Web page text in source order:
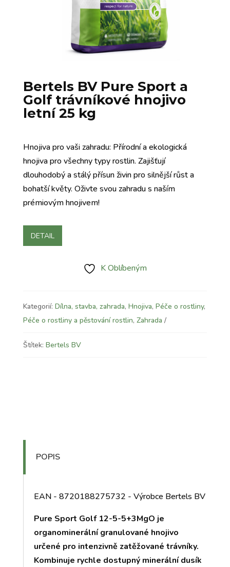
Bertels BV Pure Sport a
Golf trávníkové hnojivo
letní 25 kg
Hnojiva pro vaši zahradu: Přírodní a ekologická
hnojiva pro všechny typy rostlin. Zajišťují
dlouhodobý a stálý přísun živin pro silnější růst a
bohatší květy. Oživte svou zahradu s naším
prémiovým hnojivem!
DETAIL
K Oblíbeným
Kategorií: Dílna, stavba, zahrada, Hnojiva, Péče o rostliny,
Péče o rostliny a pěstování rostlin, Zahrada
Štítek: Bertels BV
POPIS
EAN - 8720188275732 - Výrobce Bertels BV
Pure Sport Golf 12-5-5+3MgO je
organominerální granulované hnojivo
určené pro intenzivně zatěžované trávníky.
Kombinuje rychle dostupný minerální dusík